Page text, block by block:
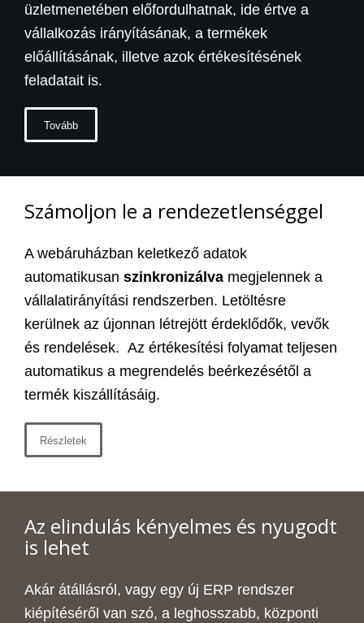
üzletmenetében előfordulhatnak, ide értve a
vállalkozás irányításának, a termékek
előállításának, illetve azok értékesítésének
feladatait is.
Tovább
Számoljon le a rendezetlenséggel
A webáruházban keletkező adatok
automatikusan szinkronizálva megjelennek a
vállalatirányítási rendszerben. Letöltésre
kerülnek az újonnan létrejött érdeklődők, vevők
és rendelések. Az értékesítési folyamat teljesen
automatikus a megrendelés beérkezésétől a
termék kiszállításáig.
Részletek
Az elindulás kényelmes és nyugodt
is lehet
Akár átállásról, vagy egy új ERP rendszer
kiépítéséről van szó, a leghosszabb, központi